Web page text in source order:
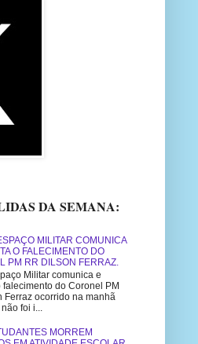
DA SEMANA:
MILITAR COMUNICA
O FALECIMENTO DO
PM RR DILSON FERRAZ.
Militar comunica e
falecimento do Coronel PM
Ferraz ocorrido na manhã
foi i...
MORREM